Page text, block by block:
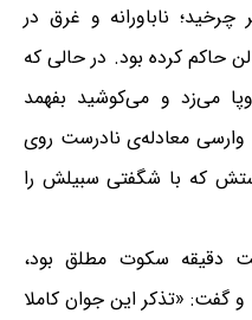
ناباورانه و غرق در
حاکم کرده بود. در حالی که
می‌زد و می‌کوشید بفهمد
وارسی معادله‌ی نادرست روی
که با شگفتی سبیلش را
دقیقه سکوت مطلق بود،
گفت: «تذکر این جوان کاملا